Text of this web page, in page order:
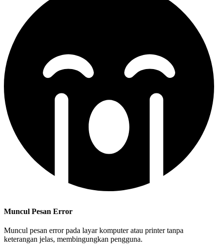
Muncul Pesan Error
Muncul pesan error pada layar komputer atau printer tanpa
keterangan jelas, membingungkan pengguna.